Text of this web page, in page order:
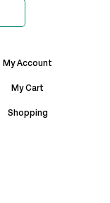
My Account
My Cart
Shopping